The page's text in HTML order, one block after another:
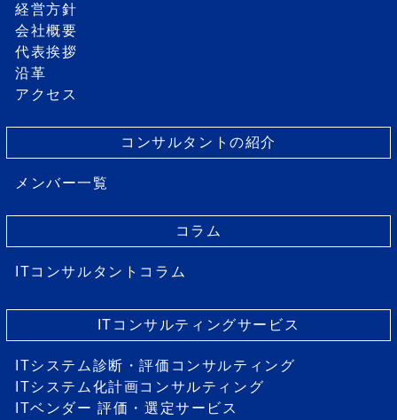
経営方針
会社概要
代表挨拶
沿革
アクセス
コンサルタントの紹介
メンバー一覧
コラム
ITコンサルタントコラム
ITコンサルティングサービス
ITシステム診断・評価コンサルティング
ITシステム化計画コンサルティング
ITベンダー 評価・選定サービス